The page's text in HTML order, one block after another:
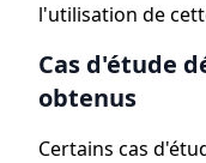
l'utilisation de
Cas d'étude
obtenus
Certains cas